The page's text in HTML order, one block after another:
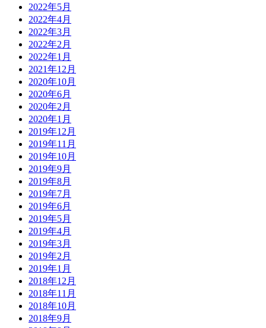
2022年5月
2022年4月
2022年3月
2022年2月
2022年1月
2021年12月
2020年10月
2020年6月
2020年2月
2020年1月
2019年12月
2019年11月
2019年10月
2019年9月
2019年8月
2019年7月
2019年6月
2019年5月
2019年4月
2019年3月
2019年2月
2019年1月
2018年12月
2018年11月
2018年10月
2018年9月